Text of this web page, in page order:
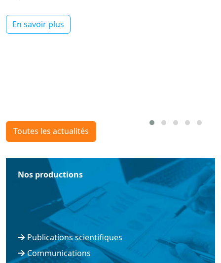
En savoir plus
Toutes les actualités
Nos productions
Publications scientifiques
Communications